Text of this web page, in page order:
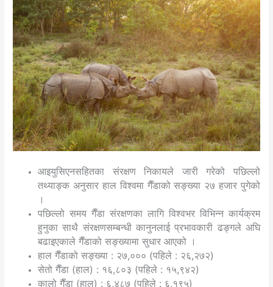
आइयुसिएनसहितका संरक्षण निकायले जारी गरेको पछिल्लो
तथ्याङ्क अनुसार हाल विश्वमा गैँडाको सङ्ख्या २७ हजार पुगेको
।
पछिल्लो समय गैँडा संरक्षणका लागि विश्वभर विभिन्न कार्यक्रम
हुनुका साथै संरक्षणसम्बन्धी कानुनलाई प्रभावकारी ढङ्गले अघि
बढाइएकाले गैँडाको सङ्ख्यामा सुधार आएको ।
हाल गैँडाको सङ्ख्या : २७,००० (पहिले : २६,२७२)
सेतो गैँडा (हाल) : १६,८०३ (पहिले : १५,९४२)
कालो गैँडा (हाल) : ६,४८७ (पहिले : ६,१९५)